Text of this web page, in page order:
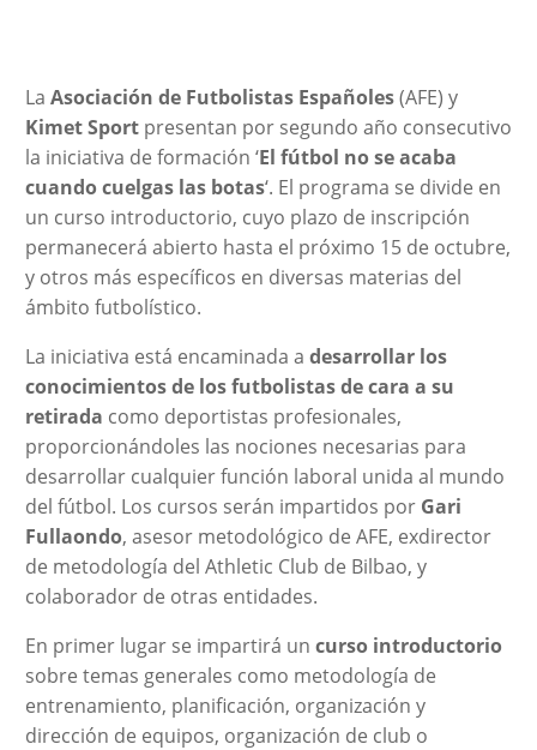
La Asociación de Futbolistas Españoles(AFE) y
Kimet Sportpresentan por segundo año consecutivo
la iniciativa de formación ‘El fútbol no se acaba
cuando cuelgas las botas‘. El programa se divide en
un curso introductorio, cuyo plazo de inscripción
permanecerá abierto hasta el próximo 15 de octubre,
y otros más específicos en diversas materias del
ámbito futbolístico.
La iniciativa está encaminada a desarrollar los
conocimientos de los futbolistas de cara a su
retirada como deportistas profesionales,
proporcionándoles las nociones necesarias para
desarrollar cualquier función laboral unida al mundo
del fútbol. Los cursos serán impartidos por Gari
Fullaondo, asesor metodológico de AFE, exdirector
de metodología del Athletic Club de Bilbao, y
colaborador de otras entidades.
En primer lugar se impartirá un curso introductorio
sobre temas generales como metodología de
entrenamiento, planificación, organización y
dirección de equipos, organización de club o